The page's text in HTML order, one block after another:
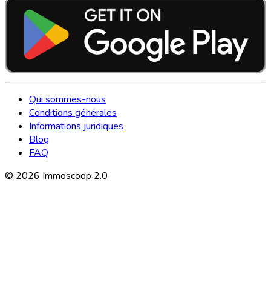
Qui sommes-nous
Conditions générales
Informations juridiques
Blog
FAQ
© 2026 Immoscoop 2.0